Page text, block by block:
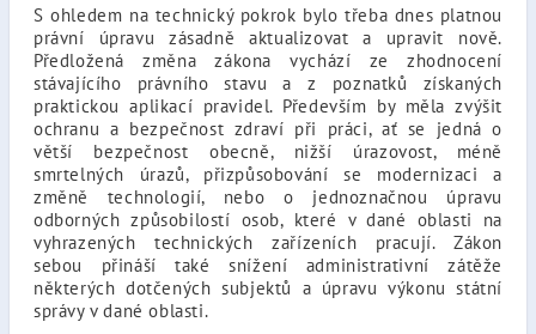
S ohledem na technický pokrok bylo třeba dnes platnou
právní úpravu zásadně aktualizovat a upravit nově.
Předložená změna zákona vychází ze zhodnocení
stávajícího právního stavu a z poznatků získaných
praktickou aplikací pravidel. Především by měla zvýšit
ochranu a bezpečnost zdraví při práci, ať se jedná o
větší bezpečnost obecně, nižší úrazovost, méně
smrtelných úrazů, přizpůsobování se modernizaci a
změně technologií, nebo o jednoznačnou úpravu
odborných způsobilostí osob, které v dané oblasti na
vyhrazených technických zařízeních pracují. Zákon
sebou přináší také snížení administrativní zátěže
některých dotčených subjektů a úpravu výkonu státní
správy v dané oblasti.